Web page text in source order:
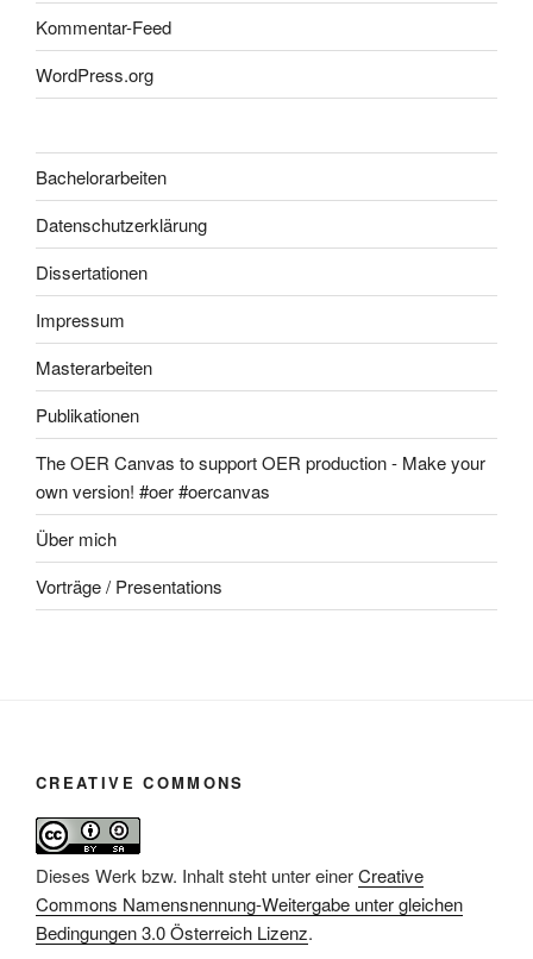
Kommentar-Feed
WordPress.org
Bachelorarbeiten
Datenschutzerklärung
Dissertationen
Impressum
Masterarbeiten
Publikationen
The OER Canvas to support OER production - Make your
own version! #oer #oercanvas
Über mich
Vorträge / Presentations
CREATIVE COMMONS
Dieses Werk bzw. Inhalt steht unter einerCreative
Commons Namensnennung-Weitergabe unter gleichen
Bedingungen 3.0 Österreich Lizenz.